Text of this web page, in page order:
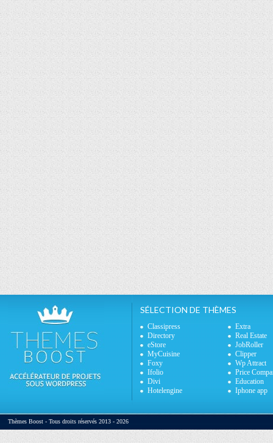
SÉLECTION DE THÈMES
Classipress
Extra
Directory
Real Estate
eStore
JobRoller
MyCuisine
Clipper
Foxy
Wp Attract
Ifolio
Price
Divi
Education
Hotelengine
Iphone app
Thèmes Boost - Tous droits réservés 2013 - 2026